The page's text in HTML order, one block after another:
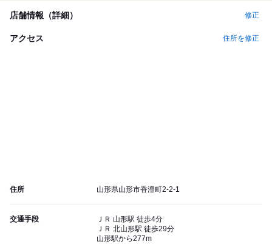
店舗情報（詳細） 修正
アクセス 住所を修正
住所 山形県山形市香澄町2-2-1
交通手段
ＪＲ 山形駅 徒歩4分
ＪＲ 北山形駅 徒歩29分
山形駅から277m